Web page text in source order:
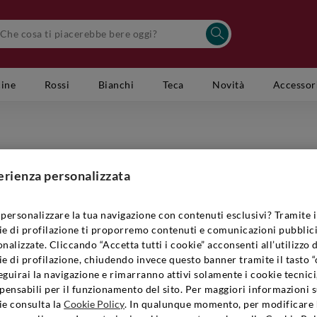
Rossi Bianchi Teca Novità
Delle
Codice
€9,90
1
Quantità:
personalizzata
la tua navigazione con contenuti esclusivi? Tramite i
di profilazione ti proporremo contenuti e comunicazioni
Cliccando “Accetta tutti i cookie” acconsenti all’utilizzo
di profilazione, chiudendo invece questo banner tramite il tasto
la navigazione e rimarranno attivi solamente i cookie
per il funzionamento del sito. Per maggiori informazioni
consulta laCookie Policy. In qualunque momento, per modificare